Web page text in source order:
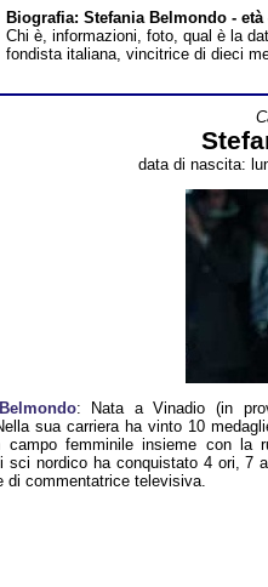
Biografia: Stefania Belmondo -
Chi è, informazioni, foto, qual è la
fondista italiana, vincitrice di dieci
data di nascita:
: Nata a Vinadio (in
sua carriera ha vinto 10
campo femminile insieme con la
sci nordico ha conquistato 4 ori, 7
di commentatrice televisiva.